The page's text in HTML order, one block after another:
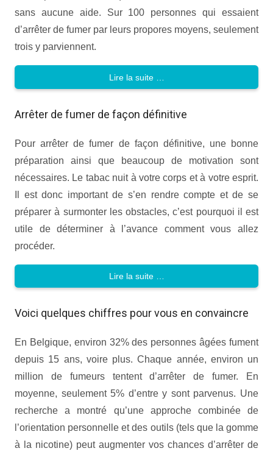
sans aucune aide. Sur 100 personnes qui essaient
d’arrêter de fumer par leurs propores moyens, seulement
trois y parviennent.
Lire la suite …
Arrêter de fumer de façon définitive
Pour arrêter de fumer de façon définitive, une bonne
préparation ainsi que beaucoup de motivation sont
nécessaires. Le tabac nuit à votre corps et à votre esprit.
Il est donc important de s’en rendre compte et de se
préparer à surmonter les obstacles, c’est pourquoi il est
utile de déterminer à l’avance comment vous allez
procéder.
Lire la suite …
Voici quelques chiffres pour vous en convaincre
En Belgique, environ 32% des personnes âgées fument
depuis 15 ans, voire plus. Chaque année, environ un
million de fumeurs tentent d’arrêter de fumer. En
moyenne, seulement 5% d’entre y sont parvenus. Une
recherche a montré qu’une approche combinée de
l’orientation personnelle et des outils (tels que la gomme
à la nicotine) peut augmenter vos chances d’arrêter de